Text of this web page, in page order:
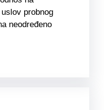
probnog
neodređeno